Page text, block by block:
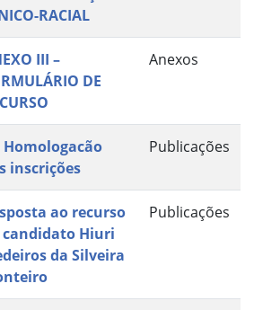
RACIAL
III –
DE
Anexos
Homologacão
inscrições
Publicações
ao recurso
candidato Hiuri
da Silveira
Publicações